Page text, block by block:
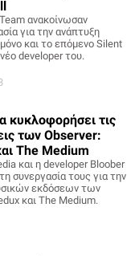
ανακοίνωσαν
για την ανάπτυξη
και το επόμενο Silent
developer του.
κυκλοφορήσει τις
των Observer:
The Medium
και η developer Bloober
συνεργασία τους για την
εκδόσεων των
και The Medium.